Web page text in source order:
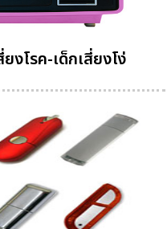
งโรค-เด็กเสี่ยงโง่